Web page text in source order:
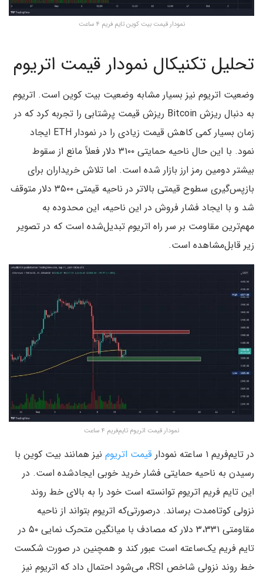
نمودار قیمت بیت کوین تایم فریم ۴ ساعت
تحلیل تکنیکال نمودار قیمت اتریوم
وضعیت اتریوم نیز بسیار مشابه وضعیت بیت کوین است. اتریوم
به دنبال ریزش Bitcoin ریزش قیمت پر‌شتابی را تجربه کرد که در
زمان بسیار کمی کاهش قیمت زیادی را در نمودار ETH ایجاد
نمود. با این‌ حال ناحیه حمایتی ۳۱۰۰ دلار فعلاً مانع از سقوط
بیشتر دومین رمز‌ ارز بازار شده است. اما تلاش خریداران برای
بازپس‌گیری سطوح قیمتی بالاتر در ناحیه قیمتی ۳۵۰۰ دلار متوقف
شد و با ایجاد فشار فروش در این ناحیه، این محدوده به
مهم‌ترین مقاومت بر سر راه اتریوم تبدیل‌شده است که در تصویر
زیر قابل‌مشاهده است.
نمودار قیمت اتریوم تایم‌فریم ۴ ساعت
در تایم‌فریم ۱ ساعته نمودار قیمت اتریوم نیز همانند بیت کوین با
رسیدن به ناحیه حمایتی فشار خرید خوبی ایجادشده است. در
این تایم فریم اتریوم توانسته است خود را به بالای خط روند
نزولی کوتاه‌مدت برساند. درصورتی‌که اتریوم بتواند از ناحیه
مقاومتی ۳،۳۳۱ دلار که مصادف با میانگین متحرک نمایی ۵۰ در
تایم فریم یک‌ساعته است عبور کند و همچنین در صورت شکست
خط روند نزولی شاخص RSI، می‌شود احتمال داد که اتریوم نیز